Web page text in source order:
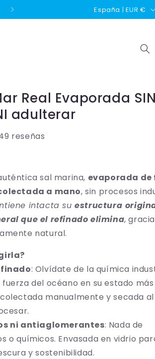
Disponible envío Contra
P
a
e
España | EUR €
Real Evaporada SIN
adulterar
reseñas
sal marina, evaporada de
a mano, sin procesos
intacta suestructura
que el refinado elimina,
natural.
: Olvídate de la química
del océano en su estado
manualmente y secada al
ni antiaglomerantes: Nada de
o químicos. Envasada en vidrio
y sostenibilidad.